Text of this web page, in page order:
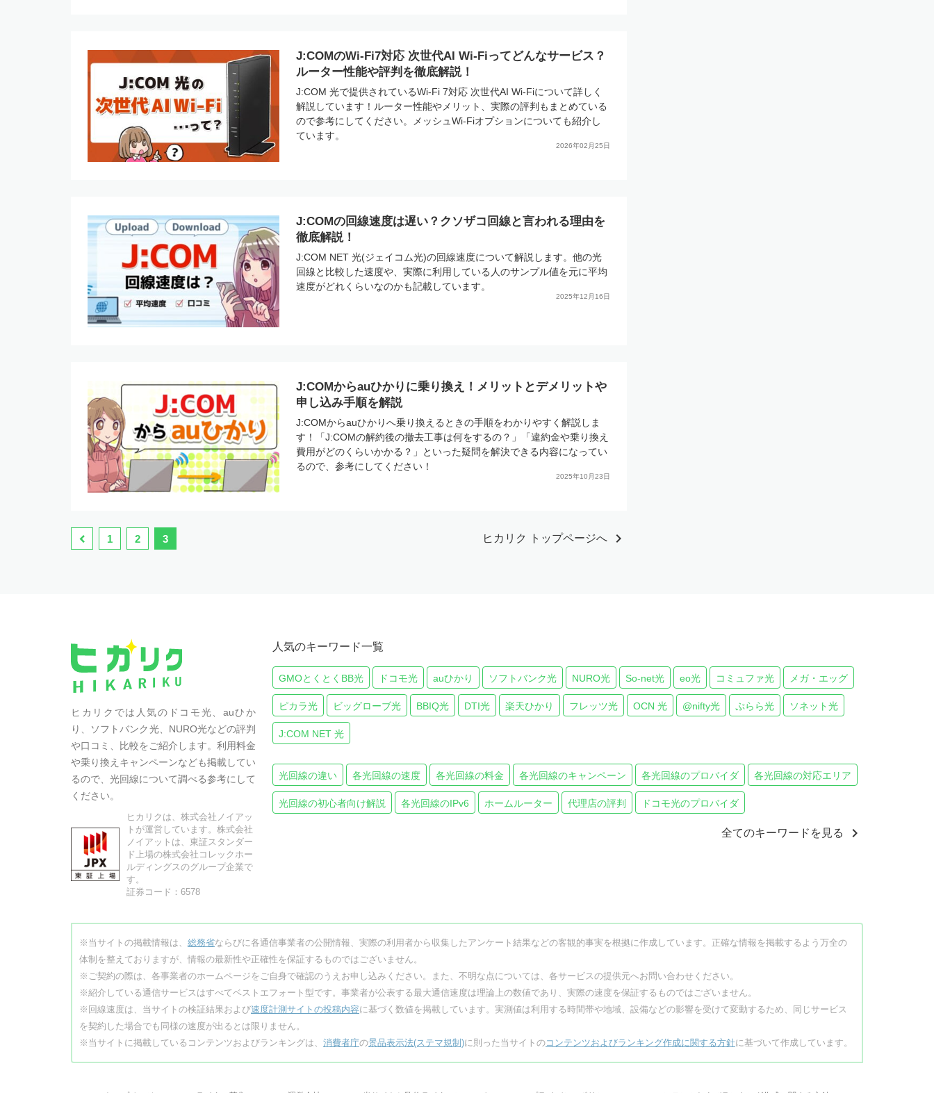
J:COMのWi-Fi7対応 次世代AI Wi-Fiってどんなサービス？
ルーター性能や評判を徹底解説！
J:COM 光で提供されているWi-Fi 7対応 次世代AI Wi-Fiについて詳しく
解説しています！ルーター性能やメリット、実際の評判もまとめている
ので参考にしてください。メッシュWi-Fiオプションについても紹介し
ています。
2026年02月25日
J:COMの回線速度は遅い？クソザコ回線と言われる理由を
徹底解説！
J:COM NET 光(ジェイコム光)の回線速度について解説します。他の光
回線と比較した速度や、実際に利用している人のサンプル値を元に平均
速度がどれくらいなのかも記載しています。
2025年12月16日
J:COMからauひかりに乗り換え！メリットとデメリットや
申し込み手順を解説
J:COMからauひかりへ乗り換えるときの手順をわかりやすく解説しま
す！「J:COMの解約後の撤去工事は何をするの？」「違約金や乗り換え
費用がどのくらいかかる？」といった疑問を解決できる内容になってい
るので、参考にしてください！
2025年10月23日
1 2 3 ヒカリク トップページへ chevron_right
ヒカリクでは人気のドコモ光、auひか
り、ソフトバンク光、NURO光などの評判
や口コミ、比較をご紹介します。利用料金
や乗り換えキャンペーンなども掲載してい
るので、光回線について調べる参考にして
ください。
ヒカリクは、株式会社ノイアッ
トが運営しています。株式会社
ノイアットは、東証スタンダー
ド上場の株式会社コレックホー
ルディングスのグループ企業で
す。
証券コード：6578
人気のキーワード一覧
GMOとくとくBB光 ドコモ光 auひかり ソフトバンク光 NURO光 So-net光 eo光 コミュファ光 メガ・エッグ
ピカラ光 ビッグローブ光 BBIQ光 DTI光 楽天ひかり フレッツ光 OCN 光 @nifty光 ぷらら光 ソネット光
J:COM NET 光
光回線の違い 各光回線の速度 各光回線の料金 各光回線のキャンペーン 各光回線のプロバイダ 各光回線の対応エリア
光回線の初心者向け解説 各光回線のIPv6 ホームルーター 代理店の評判 ドコモ光のプロバイダ
全てのキーワードを見る chevron_right
※当サイトの掲載情報は、 総務省ならびに各通信事業者の公開情報、実際の利用者から収集したアンケート結果などの客観的事実を根拠に作成しています。正確な情報を掲載するよう万全の
体制を整えておりますが、情報の最新性や正確性を保証するものではございません。
※ご契約の際は、各事業者のホームページをご自身で確認のうえお申し込みください。また、不明な点については、各サービスの提供元へお問い合わせください。
※紹介している通信サービスはすべてベストエフォート型です。事業者が公表する最大通信速度は理論上の数値であり、実際の速度を保証するものではございません。
※回線速度は、当サイトの検証結果および速度計測サイトの投稿内容に基づく数値を掲載しています。実測値は利用する時間帯や地域、設備などの影響を受けて変動するため、同じサービス
を契約した場合でも同様の速度が出るとは限りません。
※当サイトに掲載しているコンテンツおよびランキングは、 消費者庁の景品表示法(ステマ規制)に則った当サイトのコンテンツおよびランキング作成に関する方針に基づいて作成しています。